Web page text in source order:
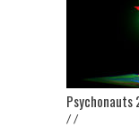
Psychonauts
/ /